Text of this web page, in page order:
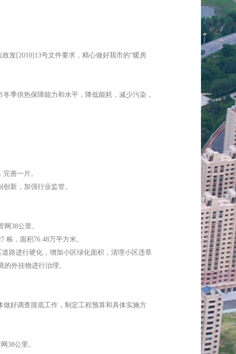
发[2010]13号文件要求，精心做好我市的“暖房
季供热保障能力和水平，降低能耗，减少污染，
善一片。
新，加强行业监管。
38公里。
，面积76.48万平方米。
路进行硬化，增加小区绿化面积，清理小区违章
外挂物进行治理。
好调查摸底工作，制定工程预算和具体实施方
38公里。